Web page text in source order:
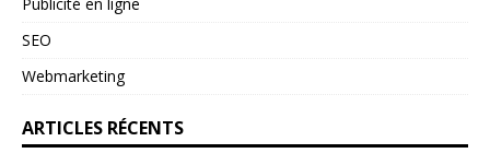
SEO
Webmarketing
ARTICLES RÉCENTS